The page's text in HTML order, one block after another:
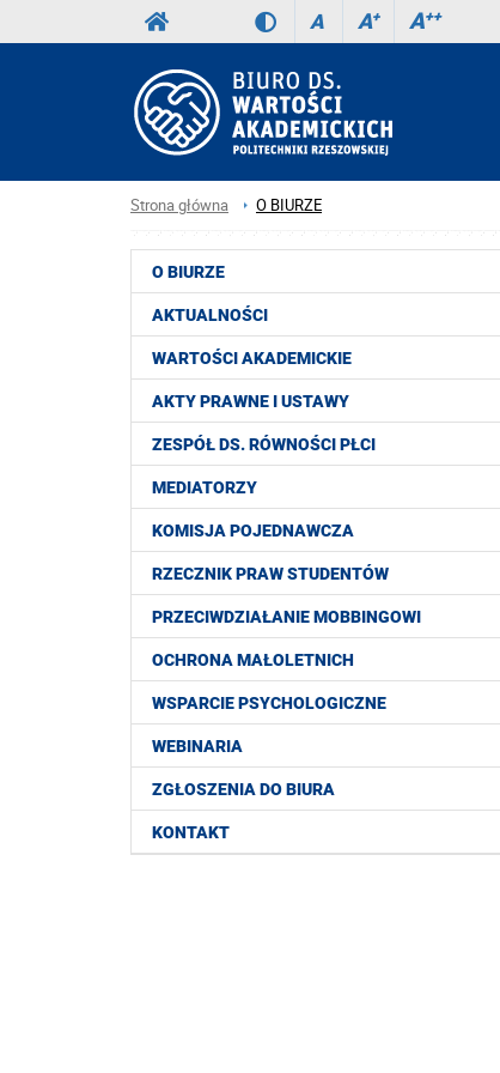
A A+ A++
Strona główna O BIURZE
O BIURZE
AKTUALNOŚCI
WARTOŚCI AKADEMICKIE
AKTY PRAWNE I USTAWY
ZESPÓŁ DS. RÓWNOŚCI PŁCI
MEDIATORZY
KOMISJA POJEDNAWCZA
RZECZNIK PRAW STUDENTÓW
PRZECIWDZIAŁANIE MOBBINGOWI
OCHRONA MAŁOLETNICH
WSPARCIE PSYCHOLOGICZNE
WEBINARIA
ZGŁOSZENIA DO BIURA
KONTAKT